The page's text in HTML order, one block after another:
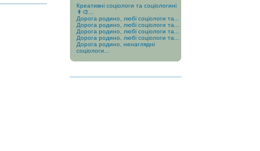
Креативні соціологи та соціологині
👨‍🎨...
Дорога родино, любі соціологи та...
Дорога родино, любі соціологи та...
Дорога родино, любі соціологи та...
Дорога родино, любі соціологи та...
Дорога родино, ненаглядні
соціологи...